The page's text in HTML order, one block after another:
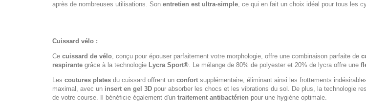
après de nombreuses utilisations. Son entretien est ultra-simple, ce qui en fait un choix idéal pour tous les
Cuissard vélo :
Ce cuissard de vélo, conçu pour épouser parfaitement votre morphologie, offre une combinaison parfaite de
respirante grâce à la technologie Lycra Sport®. Le mélange de 80% de polyester et 20% de lycra offre une
Les coutures plates du cuissard offrent un confort supplémentaire, éliminant ainsi les frottements
maximal, avec un insert en gel 3D pour absorber les chocs et les vibrations du sol. De plus, la technologie
de votre course. Il bénéficie également d'un traitement antibactérien pour une hygiène optimale.